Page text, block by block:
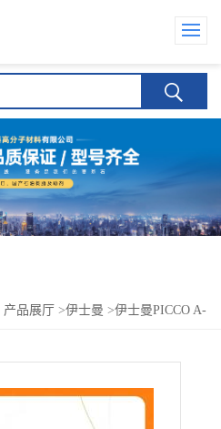
产品展厅 >伊士曼 >伊士曼PICCO A-